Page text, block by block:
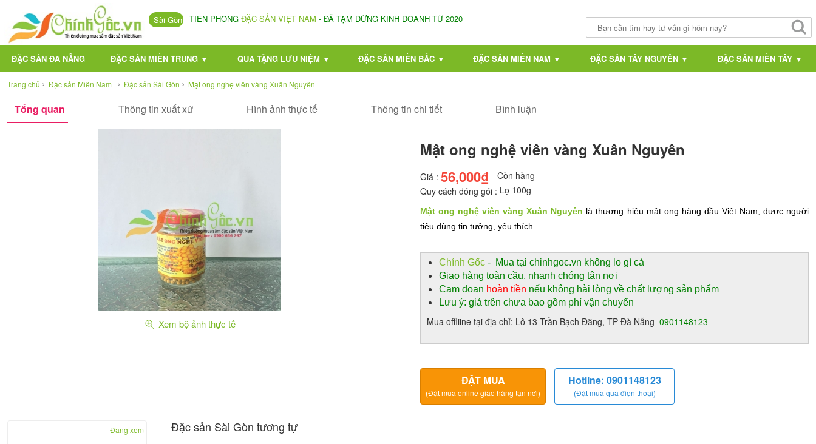
Sài Gòn TIÊN PHONGĐẶC SẢN VIỆT NAM - ĐÃ TẠM DỪNG KINH DOANH TỪ 2020
ĐẶC SẢN ĐÀ NẴNG ĐẶC SẢN MIỀN TRUNG ▼ QUÀ TẶNG LƯU NIỆM ▼ ĐẶC SẢN MIỀN BẮC ▼ ĐẶC SẢN MIỀN NAM ▼ ĐẶC SẢN TÂY NGUYÊN ▼ ĐẶC SẢN MIỀN TÂY ▼
Trang chủ › Đặc sản Miền Nam › Đặc sản Sài Gòn › Mật ong nghệ viên vàng Xuân Nguyên
Tổng quan Thông tin xuất xứ Hình ảnh thực tế Thông tin chi tiết Bình luận
Xem bộ ảnh thực tế
Mật ong nghệ viên vàng Xuân Nguyên
Giá : 56,000₫
Còn hàng
Quy cách đóng gói : Lọ 100g
Mật ong nghệ viên vàng Xuân Nguyên là thương hiệu mật ong hàng đầu Việt Nam, được người
tiêu dùng tin tưởng, yêu thích.
Chính Gốc - Mua tại chinhgoc.vn không lo gì cả
Giao hàng toàn cầu, nhanh chóng tận nơi
Cam đoan hoàn tiền nếu không hài lòng về chất lượng sản phẩm
Lưu ý: giá trên chưa bao gồm phí vận chuyển
Mua offliine tại địa chỉ: Lô 13 Trần Bạch Đằng, TP Đà Nẵng 0901148123
ĐẶT MUA
(Đặt mua online giao hàng tận nơi)
Hotline: 0901148123
(Đặt mua qua điện thoại)
Đang xem Đặc sản Sài Gòn tương tự